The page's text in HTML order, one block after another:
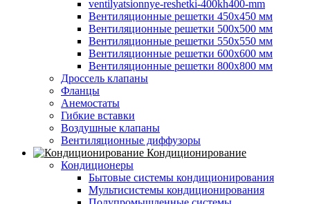
ventilyatsionnye-reshetki-400kh400-mm
Вентиляционные решетки 450х450 мм
Вентиляционные решетки 500х500 мм
Вентиляционные решетки 550х550 мм
Вентиляционные решетки 600х600 мм
Вентиляционные решетки 800х800 мм
Дроссель клапаны
Фланцы
Анемостаты
Гибкие вставки
Воздушные клапаны
Вентиляционные диффузоры
Кондиционирование
Кондиционеры
Бытовые системы кондиционирования
Мультисистемы кондиционирования